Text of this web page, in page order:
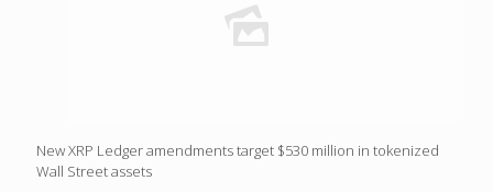
New XRP Ledger amendments target $530 million in tokenized
Wall Street assets